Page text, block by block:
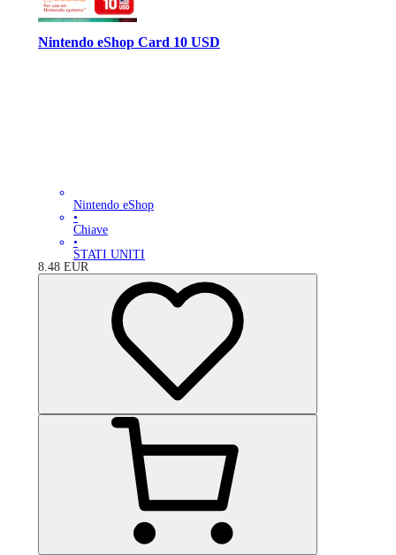
Nintendo eShop Card 10 USD
Nintendo eShop
•
Chiave
•
STATI UNITI
8.48 EUR